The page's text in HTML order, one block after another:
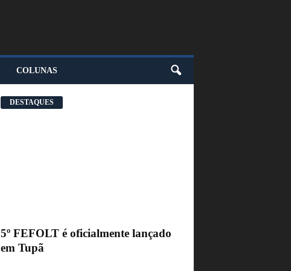
COLUNAS
DESTAQUES
5º FEFOLT é oficialmente lançado
em Tupã